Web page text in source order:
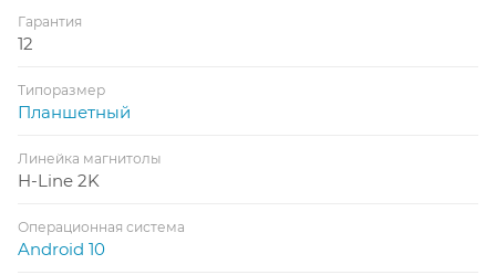
Гарантия
12
Типоразмер
Планшетный
Линейка магнитолы
H-Line 2K
Операционная система
Android 10